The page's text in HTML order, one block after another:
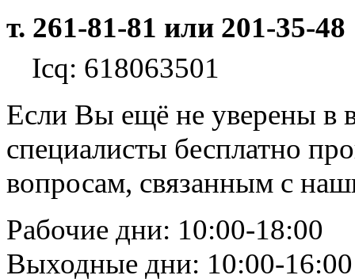
т. 261-81-81 или 201-35-48
Icq: 618063501
Если Вы ещё не уверены в
специалисты бесплатно
вопросам, связанным с
Рабочие дни: 10:00-18:00
Выходные дни: 10:00-16:00